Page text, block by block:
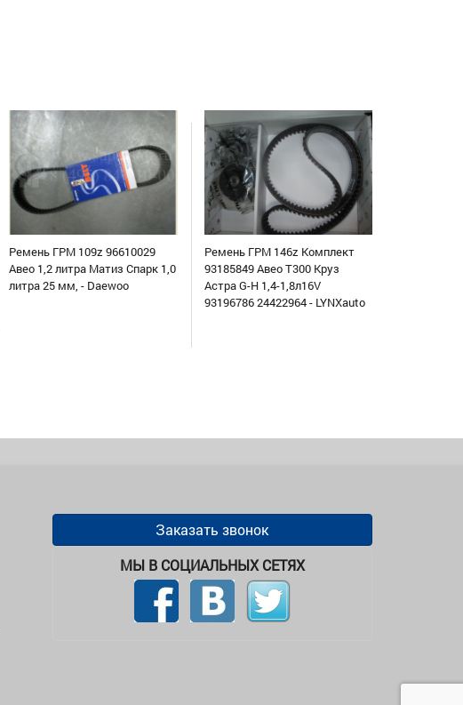
Ремень ГРМ 109z 96610029
Авео 1,2 литра Матиз Спарк 1,0
литра 25 мм, - Daewoo
Ремень ГРМ 146z Комплект
93185849 Авео Т300 Круз
Астра G-H 1,4-1,8л16V
93196786 24422964 - LYNXauto
Заказать звонок
МЫ В СОЦИАЛЬНЫХ СЕТЯХ